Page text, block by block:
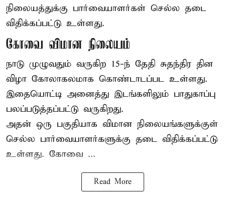
நிலையத்துக்கு பார்வையாளர்கள் செல்ல தடை
விதிக்கப்பட்டு உள்ளது.
கோவை விமான நிலையம்
நாடு முழுவதும் வருகிற 15-ந் தேதி சுதந்திர தின
விழா கோலாகலமாக கொண்டாடப்பட உள்ளது.
இதையொட்டி அனைத்து இடங்களிலும் பாதுகாப்பு
பலப்படுத்தப்பட்டு வருகிறது.
அதன் ஒரு பகுதியாக விமான நிலையங்களுக்குள்
செல்ல பார்வையாளர்களுக்கு தடை விதிக்கப்பட்டு
உள்ளது. கோவை ...
Read More